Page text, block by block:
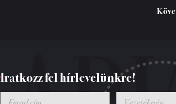
Iratkozz fel hírlevelünkre!